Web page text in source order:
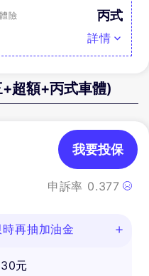
險 丙式
詳情
超額+丙式車體)
申訴率 0.377
我要投保
再抽加油金
元